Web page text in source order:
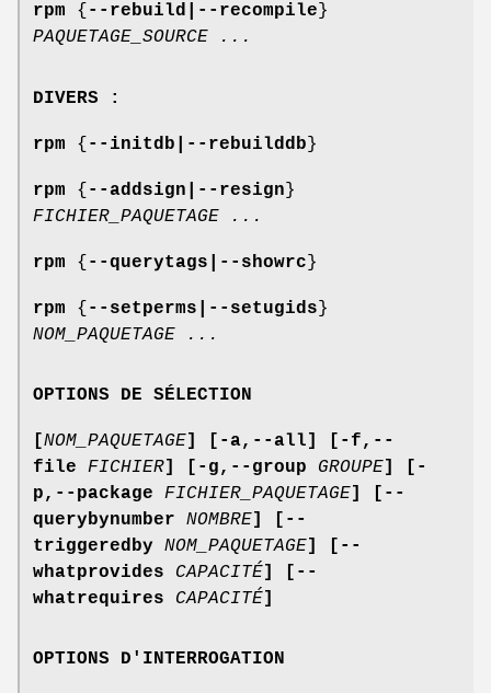
rpm { --rebuild|--recompile }
PAQUETAGE_SOURCE ...
DIVERS :
rpm { --initdb|--rebuilddb }
rpm { --addsign|--resign }
FICHIER_PAQUETAGE ...
rpm { --querytags|--showrc }
rpm { --setperms|--setugids }
NOM_PAQUETAGE ...
OPTIONS DE SÉLECTION
[NOM_PAQUETAGE] [-a,--all] [-f,--
file FICHIER] [-g,--group GROUPE] [-
p,--package FICHIER_PAQUETAGE]
[--
querybynumber NOMBRE] [--
triggeredby NOM_PAQUETAGE]
[--
whatprovides CAPACITÉ] [--
whatrequires CAPACITÉ]
OPTIONS D'INTERROGATION